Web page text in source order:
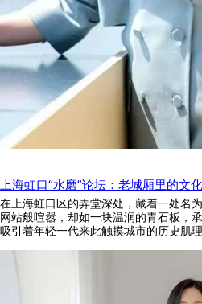
上海虹口“水磨”论坛：老城厢里的文
在上海虹口区的弄堂深处，藏着一处名
网站般喧嚣，却如一块温润的青石板，
吸引着年轻一代来此触摸城市的历史肌理